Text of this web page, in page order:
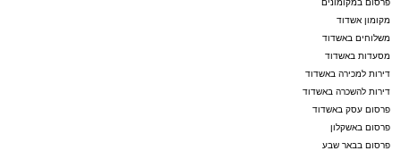
צפו ברגעים קצרים מהארוע העוצמתי שעוד ידובר
בו רבות.
מקומון אשדוד
משלוחים באשדוד
מסעדות באשדוד
דירות למכירה באשדוד
דירות להשכרה באשדוד
פרסום עסק באשדוד
פרסום באשקלון
פרסום בבאר שבע